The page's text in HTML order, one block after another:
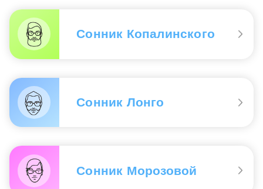
Сонник Копалинского
Сонник Лонго
Сонник Морозовой